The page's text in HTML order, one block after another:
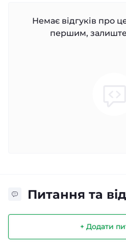
Немає відгуків про
першим, залиште
Питання та
+ Додати